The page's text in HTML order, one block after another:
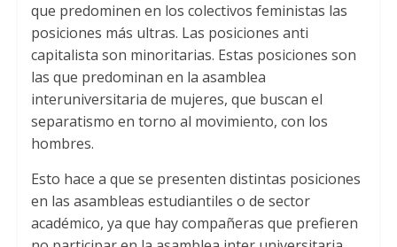
que predominen en los colectivos feministas las
posiciones más ultras. Las posiciones anti
capitalista son minoritarias. Estas posiciones son
las que predominan en la asamblea
interuniversitaria de mujeres, que buscan el
separatismo en torno al movimiento, con los
hombres.
Esto hace a que se presenten distintas posiciones
en las asambleas estudiantiles o de sector
académico, ya que hay compañeras que prefieren